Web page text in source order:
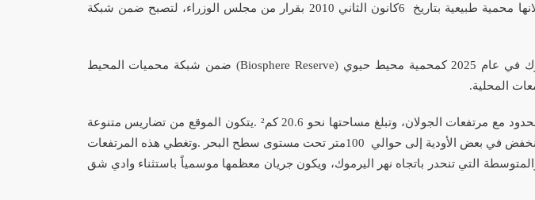
محمية طبيعية بتاريخ
6
كانون الثاني 2010 بقرار من مجلس الوزراء، لتصبح ضمن شبكة
محيط حيوي (Biosphere Reserve) ضمن شبكة محميات المحيط
المحلية.
مع مرتفعات الجولان، وتبلغ مساحتها نحو 20.6 كم² .يتكون الموقع من تضاريس متنوعة
في بعض الأودية إلى حوالي 100متر تحت مستوى سطح البحر .وتغطي هذه المرتفعات
التي تنحدر باتجاه نهر اليرموك، ويكون جريان معظمها موسمياً باستثناء وادي شق